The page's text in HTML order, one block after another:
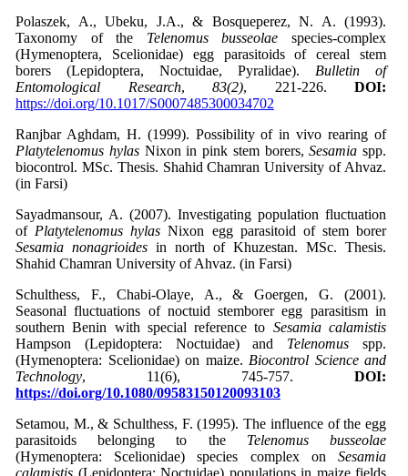
Polaszek, A., Ubeku, J.A., & Bosqueperez, N. A. (1993).
Taxonomy of the Telenomus busseolae species-complex
(Hymenoptera, Scelionidae) egg parasitoids of cereal stem
borers (Lepidoptera, Noctuidae, Pyralidae). Bulletin of
Entomological Research, 83(2), 221-226. DOI:
https://doi.org/10.1017/S0007485300034702
Ranjbar Aghdam, H. (1999). Possibility of in vivo rearing of
Platytelenomus hylasNixon in pink stem borers,Sesamia spp.
biocontrol. MSc. Thesis. Shahid Chamran University of Ahvaz.
(in Farsi)
Sayadmansour, A. (2007). Investigating population fluctuation
of Platytelenomus hylas Nixon egg parasitoid of stem borer
Sesamia nonagrioides in north of Khuzestan. MSc. Thesis.
Shahid Chamran University of Ahvaz. (in Farsi)
Schulthess, F., Chabi-Olaye, A., & Goergen, G. (2001).
Seasonal fluctuations of noctuid stemborer egg parasitism in
southern Benin with special reference to Sesamia calamistis
Hampson (Lepidoptera: Noctuidae) and Telenomus spp.
(Hymenoptera: Scelionidae) on maize. Biocontrol Science and
Technology, 11(6), 745-757. DOI:
https://doi.org/10.1080/09583150120093103
Setamou, M., & Schulthess, F. (1995). The influence of the egg
parasitoids belonging to the Telenomus busseolae
(Hymenoptera: Scelionidae) species complex on Sesamia
calamistis (Lepidoptera: Noctuidae) populations in maize fields